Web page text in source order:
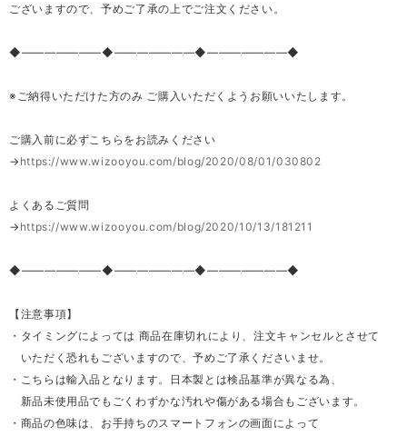
ございますので、予めご了承の上でご注文ください。
◆―――――――◆―――――――◆―――――――◆
※ご納得いただけた方のみ ご購入いただくようお願いいたします。
ご購入前に必ずこちらをお読みください
→ https://www.wizooyou.com/blog/2020/08/01/030802
よくあるご質問
→ https://www.wizooyou.com/blog/2020/10/13/181211
◆―――――――◆―――――――◆―――――――◆
【注意事項】
・タイミングによっては 商品在庫切れにより、注文キャンセルとさせて
いただく恐れもございますので、予めご了承くださいませ。
・こちらは輸入品となります。日本製とは検品基準が異なる為、
新品未使用品でもごくわずかな汚れや傷がある場合もございます。
・商品の色味は、お手持ちのスマートフォンの画面によって